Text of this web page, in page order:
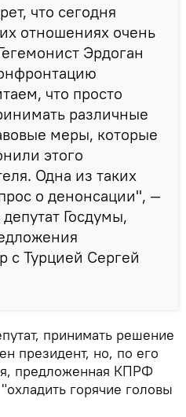
что сегодня
отношениях очень
Эрдоган
что просто
различные
меры, которые
этого
Одна из таких
о денонсации", —
Госдумы,
с Турцией Сергей
принимать решение
президент, но, по его
предложенная КПРФ
горячие головы